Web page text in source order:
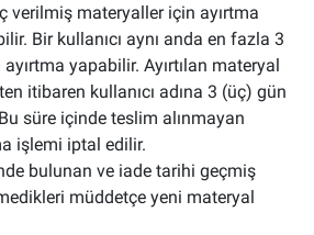
verilmiş materyaller için ayırtma
Bir kullanıcı aynı anda en fazla 3
yapabilir. Ayırtılan materyal
itibaren kullanıcı adına 3 (üç) gün
süre içinde teslim alınmayan
işlemi iptal edilir.
bulunan ve iade tarihi geçmiş
müddetçe yeni materyal